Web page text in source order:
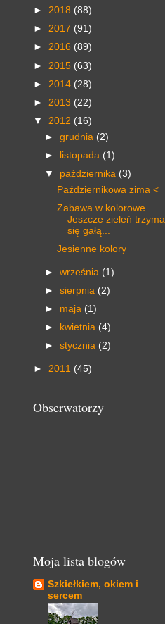
► 2018 (88)
► 2017 (91)
► 2016 (89)
► 2015 (63)
► 2014 (28)
► 2013 (22)
▼ 2012 (16)
►grudnia (2)
►
listopada (1)
▼ października (3)
Październikowa zima <
Zabawa w kolorowe
Jeszcze zieleń trzyma
się gałą...
Jesienne kolory
►września (1)
►sierpnia (2)
► maja (1)
►
kwietnia (4)
►stycznia (2)
► 2011 (45)
Obserwatorzy
Moja lista blogów
Szkiełkiem, okiem i
sercem